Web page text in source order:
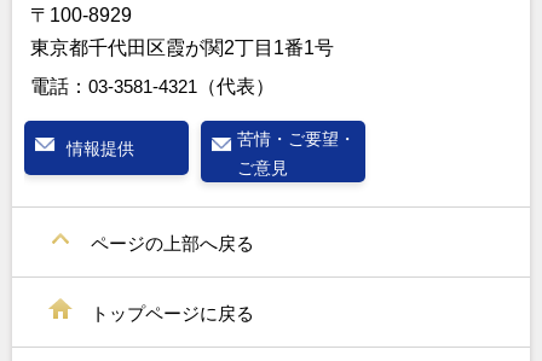
〒100-8929
東京都千代田区霞が関2丁目1番1号
電話： 03-3581-4321 （代表）
情報提供
苦情・ご要望・
ご意見
ページの上部へ戻る
トップページに戻る